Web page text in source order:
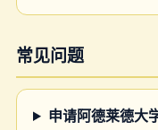
常见问题
申请阿德莱德大